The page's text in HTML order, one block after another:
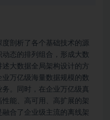
度剖析了各个基础技术的源
态的排列组合，形成大数
大数据全局架构设计的方
万亿级海量数据规模的数
。同时，在企业万亿级真
能、高可用、高扩展的架
合了企业级主流的离线架